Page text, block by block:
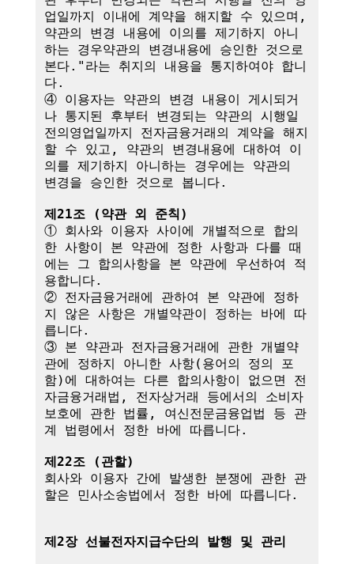
업일까지 이내에 계약을 해지할 수 있으며,
약관의 변경 내용에 이의를 제기하지 아니
하는 경우약관의 변경내용에 승인한 것으로
본다."라는 취지의 내용을 통지하여야 합니
다.
④ 이용자는 약관의 변경 내용이 게시되거
나 통지된 후부터 변경되는 약관의 시행일
전의영업일까지 전자금융거래의 계약을 해지
할 수 있고, 약관의 변경내용에 대하여 이
의를 제기하지 아니하는 경우에는 약관의
변경을 승인한 것으로 봅니다.
제21조 (약관 외 준칙)
① 회사와 이용자 사이에 개별적으로 합의
한 사항이 본 약관에 정한 사항과 다를 때
에는 그 합의사항을 본 약관에 우선하여 적
용합니다.
② 전자금융거래에 관하여 본 약관에 정하
지 않은 사항은 개별약관이 정하는 바에 따
릅니다.
③ 본 약관과 전자금융거래에 관한 개별약
관에 정하지 아니한 사항(용어의 정의 포
함)에 대하여는 다른 합의사항이 없으면 전
자금융거래법, 전자상거래 등에서의 소비자
보호에 관한 법률, 여신전문금융업법 등 관
계 법령에서 정한 바에 따릅니다.
제22조 (관할)
회사와 이용자 간에 발생한 분쟁에 관한 관
할은 민사소송법에서 정한 바에 따릅니다.
제2장 선불전자지급수단의 발행 및 관리